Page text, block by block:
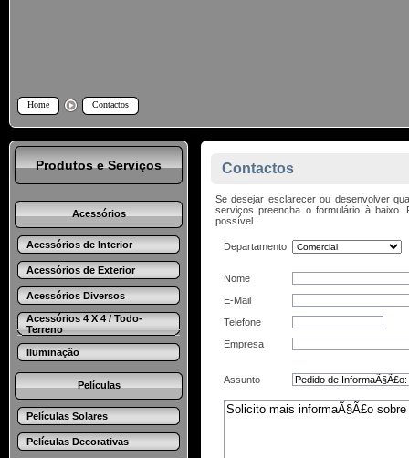
Home Contactos
Produtos e Serviços
Acessórios
Acessórios de Interior
Acessórios de Exterior
Acessórios Diversos
Acessórios 4 X 4 / Todo-
Terreno
Iluminação
Películas
Películas Solares
Películas Decorativas
Contactos
Se desejar esclarecer ou desenvolver
serviços preencha o formulário à baixo.
possível.
Departamento
Nome
E-Mail
Telefone
Empresa
Assunto